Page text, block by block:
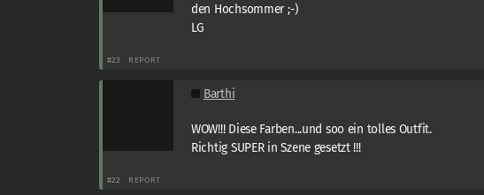
den Hochsommer ;-)
LG
#23 REPORT
Barthi
WOW!!! Diese Farben...und soo ein tolles Outfit.
Richtig SUPER in Szene gesetzt !!!
#22 REPORT